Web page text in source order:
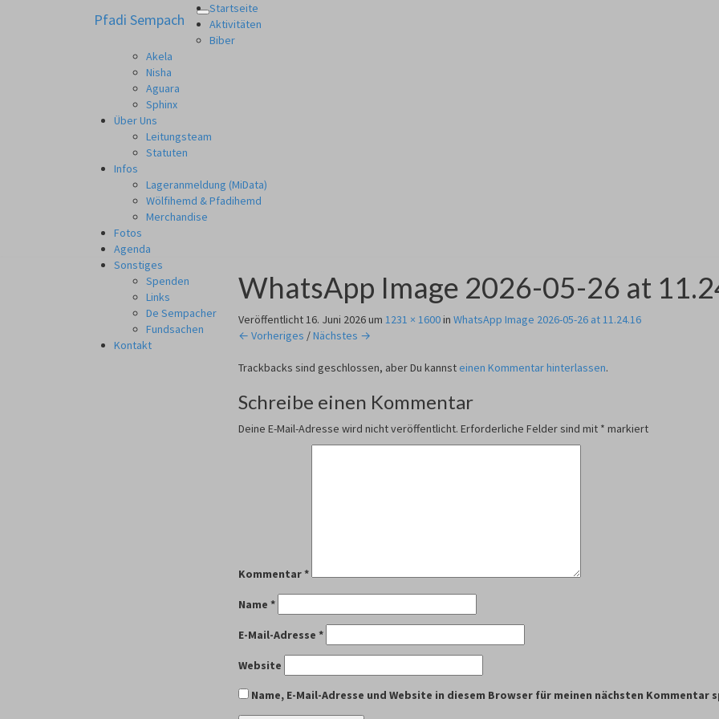
Toggle
navigation
Pfadi Sempach
Startseite
Aktivitäten
Biber
Akela
Nisha
Aguara
Sphinx
Über Uns
Leitungsteam
Statuten
Infos
Lageranmeldung (MiData)
Wölfihemd & Pfadihemd
Merchandise
Fotos
Agenda
Sonstiges
Spenden
Links
De Sempacher
Fundsachen
Kontakt
Pfadi Sempach
aus Zürich Altstetten
WhatsApp Image 2026-05-26 at
Veröffentlicht16. Juni 2026um 1231 × 1600in WhatsApp Image 2026-05-26 at 11.24.16
← Vorheriges /Nächstes →
Trackbacks sind geschlossen, aber Du kannst einen Kommentar hinterlassen.
Schreibe einen Kommentar
Deine E-Mail-Adresse wird nicht veröffentlicht. Erforderliche Felder sind mit * markiert
Kommentar*
Name *
E-Mail-Adresse *
Website
Name, E-Mail-Adresse und Website in diesem Browser für meinen nächsten Kommentar